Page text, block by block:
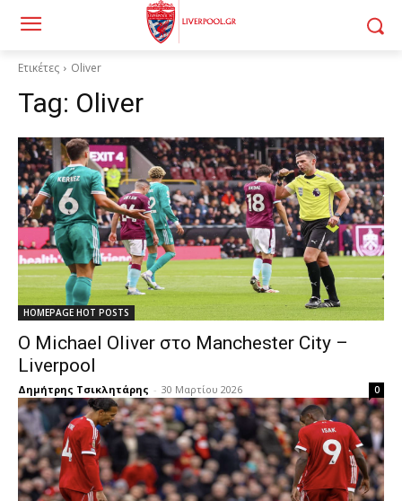
Ετικέτες Oliver
Tag: Oliver
HOMEPAGE HOT POSTS
Ο Michael Oliver στο Manchester City –
Liverpool
Δημήτρης Τσικλητάρης - 30 Μαρτίου 2026 0